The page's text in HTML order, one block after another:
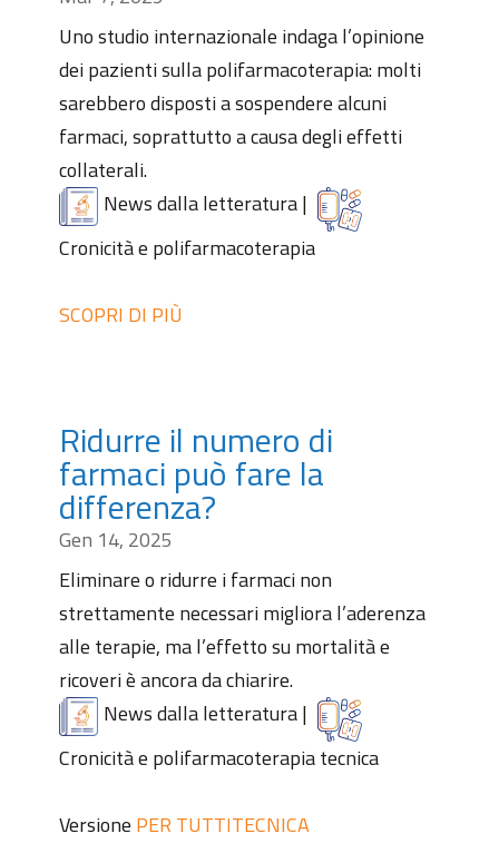
Uno studio internazionale indaga l’opinione
dei pazienti sulla polifarmacoterapia: molti
sarebbero disposti a sospendere alcuni
farmaci, soprattutto a causa degli effetti
collaterali.
News dalla letteratura|
Cronicità e polifarmacoterapia
SCOPRI DI PIÙ
Ridurre il numero di
farmaci può fare la
differenza?
Gen 14, 2025
Eliminare o ridurre i farmaci non
strettamente necessari migliora l’aderenza
alle terapie, ma l’effetto su mortalità e
ricoveri è ancora da chiarire.
News dalla letteratura|
Cronicità e polifarmacoterapia tecnica
Versione PER TUTTITECNICA